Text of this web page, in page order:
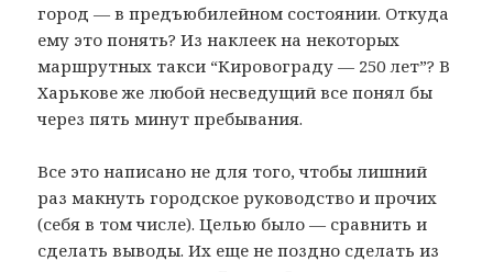
город — в предъюбилейном состоянии. Откуда
ему это понять? Из наклеек на некоторых
маршрутных такси “Кировограду — 250 лет”? В
Харькове же любой несведущий все понял бы
через пять минут пребывания.
Все это написано не для того, чтобы лишний
раз макнуть городское руководство и прочих
(себя в том числе). Целью было — сравнить и
сделать выводы. Их еще не поздно сделать из